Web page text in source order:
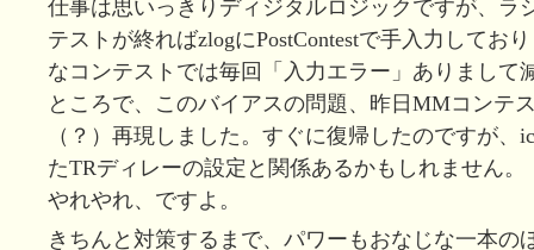
仕事は思いっきりディジタルロジックですが、ラ
テストが終ればzlogにPostContestで手入力してお
なコンテストでは毎回「入力エラー」ありまして
ところで、このバイアスの問題、昨日MMコンテ
（？）再現しました。すぐに復帰したのですが、
たTRディレーの設定と関係あるかもしれません。
やれやれ、ですよ。
きちんと対策するまで、パワーもおなじな一本の